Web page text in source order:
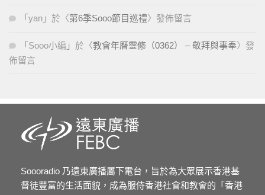
「 yan 」於〈第6季Sooo節目巡禮〉發佈留言
「 Sooo小編 」於〈教會年曆靈修（0362） – 敬拜與事奉〉發
佈留言
Soooradio 乃遠東廣播屬下電台，旨於為大眾展示香港基
督徒豐富的生活面貌，成為服侍香港社會和教會的「香港